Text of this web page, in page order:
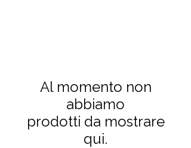
Al momento non
abbiamo
prodotti da mostrare
qui.